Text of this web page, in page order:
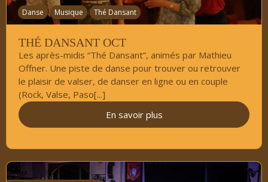
Danse Musique Thé Dansant
THÉ DANSANT OCT
Les après-midis “Thé Dansant”, animés par Mathieu
Offner. Une piste de danse pour trouver ou retrouver
le plaisir de valser, de danser en ligne ou en couple
(Rock, Valse, Paso[...]
En savoir plus